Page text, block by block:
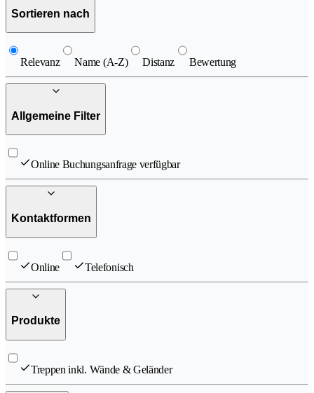
Sortieren nach
Relevanz Name (A-Z) Distanz Bewertung
Allgemeine Filter
Online Buchungsanfrage verfügbar
Kontaktformen
Online Telefonisch
Produkte
Treppen inkl. Wände & Geländer